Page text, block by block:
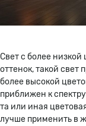
Свет с более
оттенок, такой свет
более высокой
приближен к
та или иная
лучше применить в